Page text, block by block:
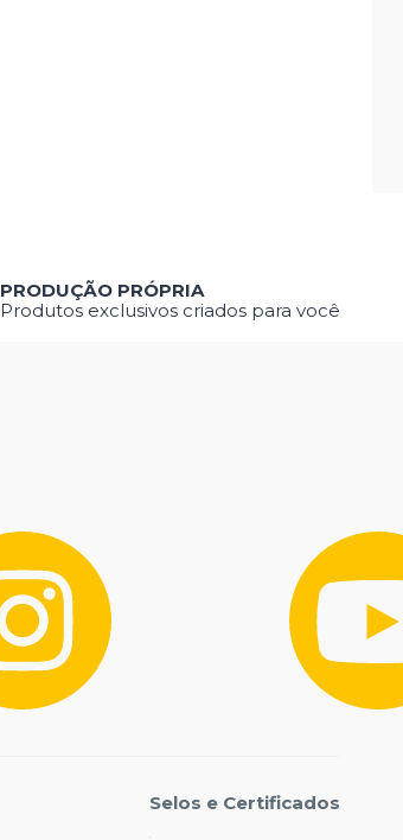
PRODUÇÃO PRÓPRIA
Produtos exclusivos criados para você
Selos e Certificados